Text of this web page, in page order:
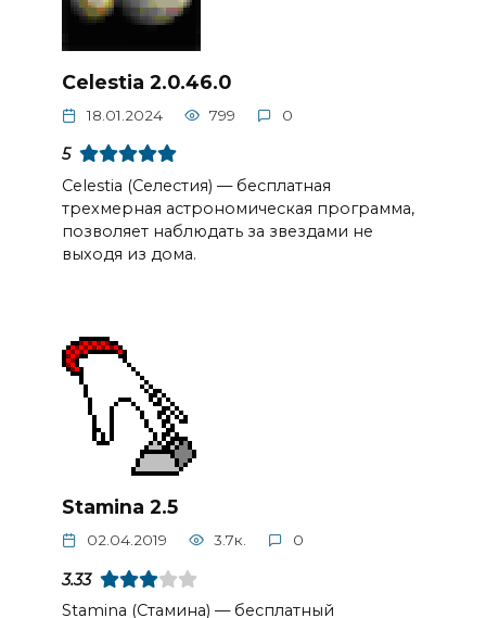
Celestia 2.0.46.0
18.01.2024 799 0
5
Celestia (Селестия) — бесплатная
трехмерная астрономическая программа,
позволяет наблюдать за звездами не
выходя из дома.
Stamina 2.5
02.04.2019 3.7к. 0
3.33
Stamina (Стамина) — бесплатный